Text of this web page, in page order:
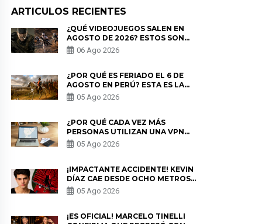
ARTICULOS RECIENTES
¿QUÉ VIDEOJUEGOS SALEN EN
AGOSTO DE 2026? ESTOS SON
LOS ESTRENOS MÁS ESPERADOS
06 Ago 2026
¿POR QUÉ ES FERIADO EL 6 DE
AGOSTO EN PERÚ? ESTA ES LA
HISTORIA
05 Ago 2026
¿POR QUÉ CADA VEZ MÁS
PERSONAS UTILIZAN UNA VPN
PARA PROTEGER SU
PRIVACIDAD?
05 Ago 2026
¡IMPACTANTE ACCIDENTE! KEVIN
DÍAZ CAE DESDE OCHO METROS
EN “ESTO ES GUERRA” Y GENERA
PREOCUPACIÓN
05 Ago 2026
¡ES OFICIAL! MARCELO TINELLI